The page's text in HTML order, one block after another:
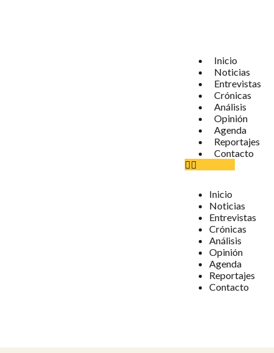
Inicio
Noticias
Entrevistas
Crónicas
Análisis
Opinión
Agenda
Reportajes
Contacto
Inicio
Noticias
Entrevistas
Crónicas
Análisis
Opinión
Agenda
Reportajes
Contacto